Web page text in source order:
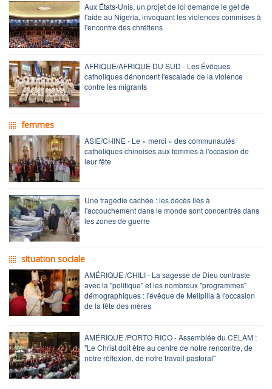
Aux États-Unis, un projet de loi demande le gel de
l'aide au Nigeria, invoquant les violences commises à
l'encontre des chrétiens
AFRIQUE/AFRIQUE DU SUD - Les Évêques
catholiques dénoncent l'escalade de la violence
contre les migrants
femmes
ASIE/CHINE - Le « merci » des communautés
catholiques chinoises aux femmes à l'occasion de
leur fête
Une tragédie cachée : les décès liés à
l'accouchement dans le monde sont concentrés dans
les zones de guerre
situation sociale
AMÉRIQUE /CHILI - La sagesse de Dieu contraste
avec la "politique" et les nombreux "programmes"
démographiques : l'évêque de Melipilla à l'occasion
de la fête des mères
AMÉRIQUE /PORTO RICO - Assemblée du CELAM :
"Le Christ doit être au centre de notre rencontre, de
notre réflexion, de notre travail pastoral"